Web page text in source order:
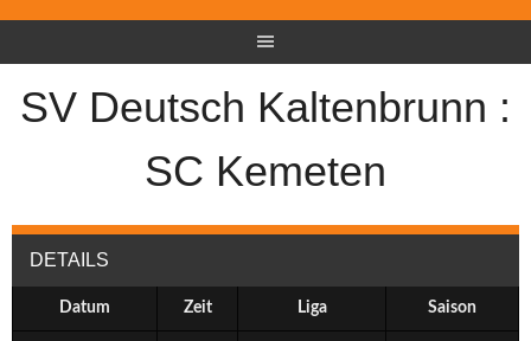
SV Deutsch Kaltenbrunn :
SC Kemeten
DETAILS
Datum Zeit Liga Saison